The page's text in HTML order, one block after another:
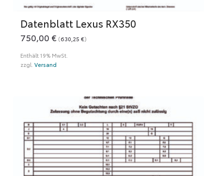
Datenblatt Lexus RX350
750,00 € (630,25 €)
Enthält 19% MwSt.
zzgl. Versand